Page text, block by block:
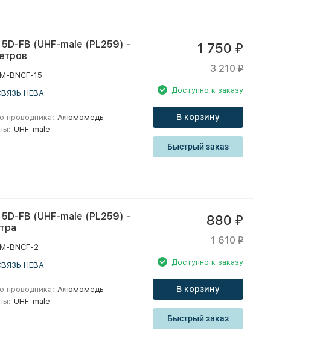
FB (UHF-male (PL259) -
BNCF-15
НЕВА
проводника: Алюмомедь
UHF-male
1 750 ₽
3 210₽
Доступно к заказу
В корзину
Быстрый заказ
FB (UHF-male (PL259) -
BNCF-2
НЕВА
проводника: Алюмомедь
UHF-male
880 ₽
1 610₽
Доступно к заказу
В корзину
Быстрый заказ